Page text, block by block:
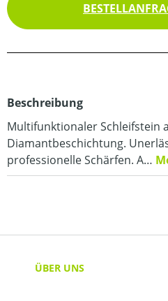
Beschreibung
Multifunktionaler Schleifstein
Diamantbeschichtung.
professionelle Schärfen. A…
ÜBER UNS